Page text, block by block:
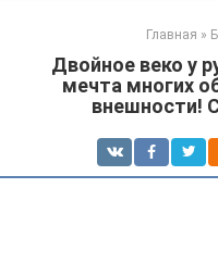
Главная »
Двойное веко у
мечта многих
внешности!